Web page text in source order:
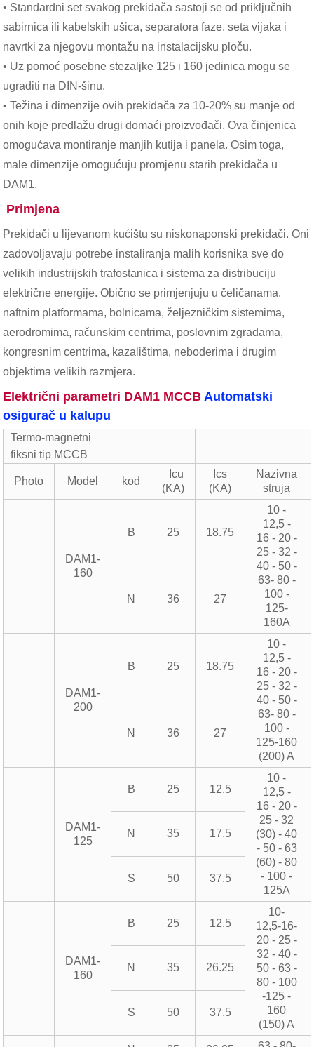
• Standardni set svakog prekidača sastoji se od priključnih
sabirnica ili kabelskih ušica, separatora faze, seta vijaka i
navrtki za njegovu montažu na instalacijsku ploču.
• Uz pomoć posebne stezaljke 125 i 160 jedinica mogu se
ugraditi na DIN-šinu.
• Težina i dimenzije ovih prekidača za 10-20% su manje od
onih koje predlažu drugi domaći proizvođači. Ova činjenica
omogućava montiranje manjih kutija i panela. Osim toga,
male dimenzije omogućuju promjenu starih prekidača u
DAM1.
Primjena
Prekidači u lijevanom kućištu su niskonaponski prekidači. Oni
zadovoljavaju potrebe instaliranja malih korisnika sve do
velikih industrijskih trafostanica i sistema za distribuciju
električne energije. Obično se primjenjuju u čeličanama,
naftnim platformama, bolnicama, željezničkim sistemima,
aerodromima, računskim centrima, poslovnim zgradama,
kongresnim centrima, kazalištima, neboderima i drugim
objektima velikih razmjera.
Električni parametri DAM1 MCCB Automatski
osigurač u kalupu
Termo-magnetni
fiksni tip MCCB
Photo Model kod
Icu
(KA)
Ics
(KA)
Nazivna
struja
DAM1-
160
B 25 18.75
10 -
12,5 -
16 - 20 -
25 - 32 -
40 - 50 -
63- 80 -
100 -
125-
160A
N 36 27
DAM1-
200
B 25 18.75
10 -
12,5 -
16 - 20 -
25 - 32 -
40 - 50 -
63- 80 -
100 -
125-160
(200) A
N 36 27
DAM1-
125
B 25 12.5
10 -
12,5 -
16 - 20 -
25 - 32
(30) - 40
- 50 - 63
(60) - 80
- 100 -
125A
N 35 17.5
S 50 37.5
DAM1-
160
B 25 12.5
10-
12,5-16-
20 - 25 -
32 - 40 -
50 - 63 -
80 - 100
-125 -
160
(150) A
N 35 26.25
S 50 37.5